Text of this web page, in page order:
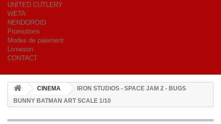
UNITED CUTLERY
WETA
NENDOROID
Promotions
Modes de paiement
Livraison
CONTACT
CINEMA
IRON STUDIOS - SPACE JAM 2 - BUGS
BUNNY BATMAN ART SCALE 1/10